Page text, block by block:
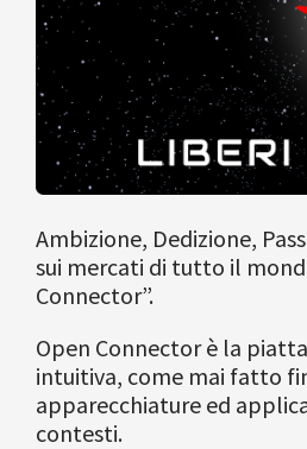
Ambizione, Dedizione,
sui mercati di tutto il
Connector”.
Open Connector è la
intuitiva, come mai fatto
apparecchiature ed
contesti.